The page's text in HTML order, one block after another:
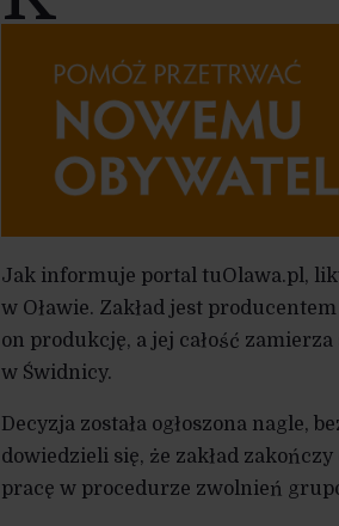
Jak informuje portal tuOlawa.pl,
w Oławie. Zakład jest
on produkcję, a jej całość
w Świdnicy.
Decyzja została ogłoszona nagle,
dowiedzieli się, że zakład
pracę w procedurze zwolnień